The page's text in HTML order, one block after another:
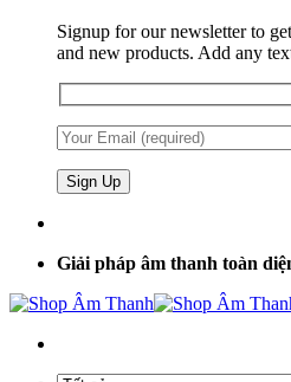
Signup for our newsletter to
and new products. Add any
Giải pháp âm thanh toàn